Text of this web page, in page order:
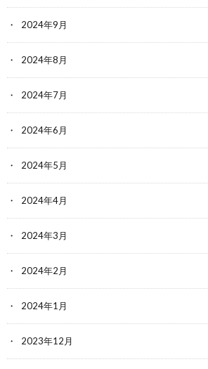
2024年9月
2024年8月
2024年7月
2024年6月
2024年5月
2024年4月
2024年3月
2024年2月
2024年1月
2023年12月